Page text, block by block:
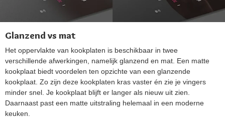
Glanzend vs mat
Het oppervlakte van kookplaten is beschikbaar in twee
verschillende afwerkingen, namelijk glanzend en mat. Een matte
kookplaat biedt voordelen ten opzichte van een glanzende
kookplaat. Zo zijn deze kookplaten kras vaster én zie je vingers
minder snel. Je kookplaat blijft er langer als nieuw uit zien.
Daarnaast past een matte uitstraling helemaal in een moderne
keuken.